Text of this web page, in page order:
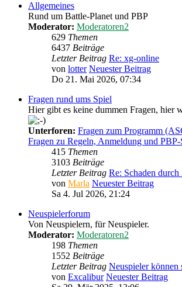
Allgemeines
Rund um Battle-Planet und PBP
Moderator: Moderatoren2
629 Themen
6437 Beiträge
Letzter Beitrag Re: xg-online
von lotter Neuester Beitrag
Do 21. Mai 2026, 07:34
Fragen rund ums Spiel
Hier gibt es keine dummen Fragen, hier
Unterforen: Fragen zum Programm
Fragen zu Regeln, Anmeldung und PBP-
415 Themen
3103 Beiträge
Letzter Beitrag Re: Schaden durch
von Marla Neuester Beitrag
Sa 4. Jul 2026, 21:24
Neuspielerforum
Von Neuspielern, für Neuspieler.
Moderator: Moderatoren2
198 Themen
1552 Beiträge
Letzter Beitrag Neuspieler
von Excalibur Neuester Beitrag